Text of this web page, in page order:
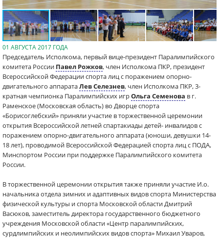
01 АВГУСТА 2017 ГОДА
Председатель Исполкома, первый вице-президент Паралимпийского
комитета России Павел Рожков, член Исполкома ПКР, президент
Всероссийской Федерации спорта лиц с поражением опорно-
двигательного аппаратаЛев Селезнев, член Исполкома ПКР, 3-
кратная чемпионка Паралимпийских игрОльга Семенова в г.
Раменское (Московская область) во Дворце спорта
«Борисоглебский» приняли участие в торжественной церемонии
открытия Всероссийской летней спартакиады детей- инвалидов с
поражением опорно-двигательного аппарата (юноши, девушки 14-
18 лет), проводимой Всероссийской Федерацией спорта лиц с ПОДА,
Минспортом России при поддержке Паралимпийского комитета
России.
В торжественной церемонии открытия также приняли участие И.о.
начальника отдела зимних и адаптивных видов спорта Министерства
физической культуры и спорта Московской области Дмитрий
Васюков, заместитель директора государственного бюджетного
учреждения Московской области «Центр паралимпийских,
сурдлимпийских и неолимпийских видов спорта» Михаил Уваров,